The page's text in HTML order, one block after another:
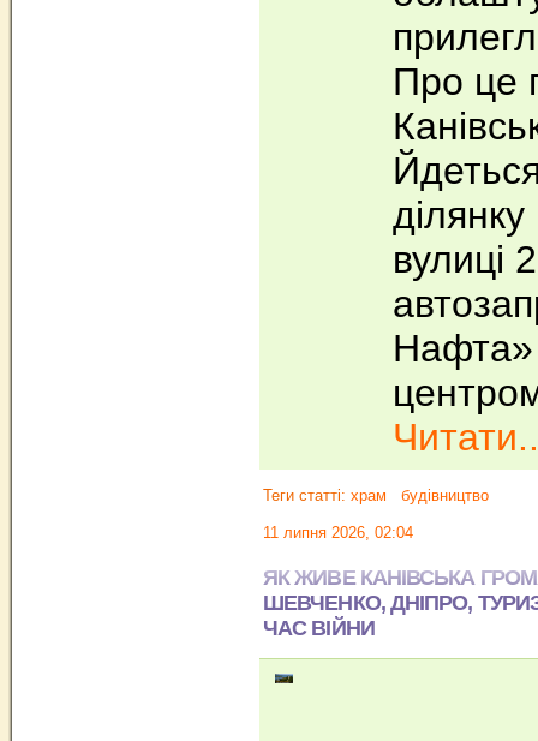
Про це
вулиці
Нафта»
Теги статті: храм будівництво
11 липня 2026, 02:04
ЯК ЖИВЕ КАНІВСЬКА
ШЕВЧЕНКО, ДНІПРО,
ЧАС ВІЙНИ